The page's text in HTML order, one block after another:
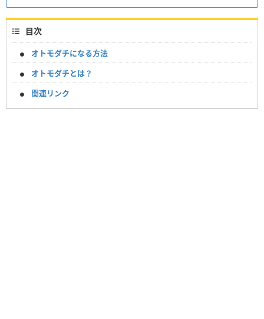
目次
オトモダチになる方法
オトモダチとは？
関連リンク